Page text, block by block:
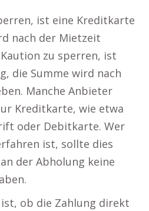
ist eine Kreditkarte
nach der Mietzeit
zu sperren, ist
die Summe wird nach
Manche Anbieter
Kreditkarte, wie etwa
oder Debitkarte. Wer
ist, sollte dies
der Abholung keine
ob die Zahlung direkt